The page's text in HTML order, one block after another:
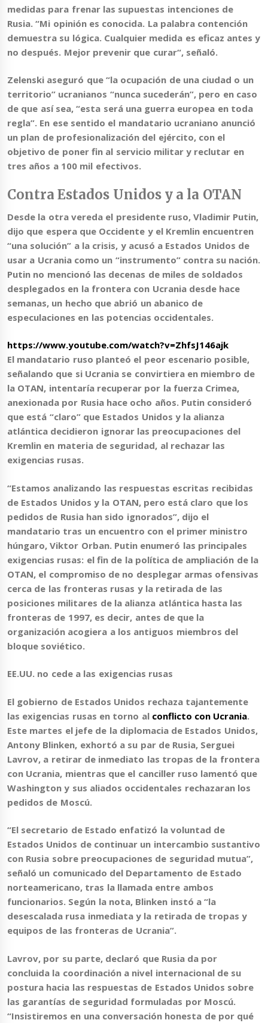
medidas para frenar las supuestas intenciones de
Rusia. “Mi opinión es conocida. La palabra contención
demuestra su lógica. Cualquier medida es eficaz antes y
no después. Mejor prevenir que curar“, señaló.
Zelenski aseguró que “la ocupación de una ciudad o un
territorio” ucranianos “nunca sucederán”, pero en caso
de que así sea, “esta será una guerra europea en toda
regla”. En ese sentido el mandatario ucraniano anunció
un plan de profesionalización del ejército, con el
objetivo de poner fin al servicio militar y reclutar en
tres años a 100 mil efectivos.
Contra Estados Unidos y a la OTAN
Desde la otra vereda el presidente ruso,Vladimir Putin,
dijo que espera que Occidente y el Kremlin encuentren
“una solución” a la crisis, y acusó a Estados Unidos de
usar a Ucrania como un “instrumento” contra su nación.
Putin no mencionó las decenas de miles de soldados
desplegados en la frontera con Ucrania desde hace
semanas, un hecho que abrió un abanico de
especulaciones en las potencias occidentales.
https://www.youtube.com/watch?v=ZhfsJ146ajk
El mandatario ruso planteó el peor escenario posible,
señalando que si Ucrania se convirtiera en miembro de
la OTAN, intentaría recuperar por la fuerza Crimea,
anexionada por Rusia hace ocho años. Putin consideró
que está “claro” que Estados Unidos y la alianza
atlántica decidieron ignorar las preocupaciones del
Kremlin en materia de seguridad, al rechazar las
exigencias rusas.
“Estamos analizando las respuestas escritas recibidas
de Estados Unidos y la OTAN, pero está claro que los
pedidos de Rusia han sido ignorados”, dijo el
mandatario tras un encuentro con el primer ministro
húngaro, Viktor Orban. Putin enumeró las principales
exigencias rusas: el fin de la política de ampliación de la
OTAN, el compromiso de no desplegar armas ofensivas
cerca de las fronteras rusas y la retirada de las
posiciones militares de la alianza atlántica hasta las
fronteras de 1997, es decir, antes de que la
organización acogiera a los antiguos miembros del
bloque soviético.
EE.UU. no cede a las exigencias rusas
El gobierno de Estados Unidos rechaza tajantemente
las exigencias rusas en torno al conflicto con Ucrania.
Este martes el jefe de la diplomacia de Estados Unidos,
Antony Blinken, exhortó a su par de Rusia, Serguei
Lavrov, a retirar de inmediato las tropas de la frontera
con Ucrania, mientras que el canciller ruso lamentó que
Washington y sus aliados occidentales rechazaran los
pedidos de Moscú.
“El secretario de Estado enfatizó la voluntad de
Estados Unidos de continuar un intercambio sustantivo
con Rusia sobre preocupaciones de seguridad mutua”,
señaló un comunicado del Departamento de Estado
norteamericano, tras la llamada entre ambos
funcionarios. Según la nota, Blinken instó a “la
desescalada rusa inmediata y la retirada de tropas y
equipos de las fronteras de Ucrania”.
Lavrov, por su parte, declaró que Rusia da por
concluida la coordinación a nivel internacional de su
postura hacia las respuestas de Estados Unidos sobre
las garantías de seguridad formuladas por Moscú.
“Insistiremos en una conversación honesta de por qué